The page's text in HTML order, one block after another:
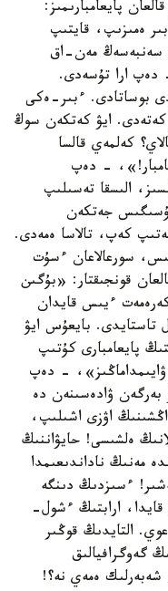
پايعامبارىمىز:
ەمىزىپ، قايتىپ
سەنبەسەڭ مەن-اق
دەپ ارا تۇسەدى.
بوساتادى. ءبىر-ەكى
كەتەدى. ايۋ كەتكەن سوڭ
كەلمەي قالسا
- دەپ
الىسقا تەسىلىپ
ۇسىگىس جەتكەن
كەپ، تالاسا ەمەدى.
سورعالاعان ءسۇت
قونجىقتار: «بۇگىن
ءيىس قايدان
تاستايدى. بايعۇس ايۋ
پايعامبارى كۇتىپ
ۋايىمداماڭىز»، - دەپ
بەرگەن ۋادەسىنەن دە
اۋزى اشىلىپ،
ەلشىسى! حايۋاننىڭ
مەنىڭ ناداندىعىمدا
ءسىزدىڭ دىنگە
ارابتىڭ ءشول-
التايدىڭ قوڭىر
گەوگرافيالىق
ەمەي نە؟!